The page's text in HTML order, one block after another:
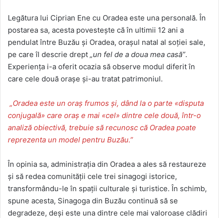
Legătura lui Ciprian Ene cu Oradea este una personală. În
postarea sa, acesta povestește că în ultimii 12 ani a
pendulat între Buzău și Oradea, orașul natal al soției sale,
pe care îl descrie drept „un fel de a doua mea casă”.
Experiența i-a oferit ocazia să observe modul diferit în
care cele două orașe și-au tratat patrimoniul.
„Oradea este un oraș frumos și, dând la o parte «disputa
conjugală» care oraș e mai «cel» dintre cele două, într-o
analiză obiectivă, trebuie să recunosc că Oradea poate
reprezenta un model pentru Buzău.”
În opinia sa, administrația din Oradea a ales să restaureze
și să redea comunității cele trei sinagogi istorice,
transformându-le în spații culturale și turistice. În schimb,
spune acesta, Sinagoga din Buzău continuă să se
degradeze, deși este una dintre cele mai valoroase clădiri